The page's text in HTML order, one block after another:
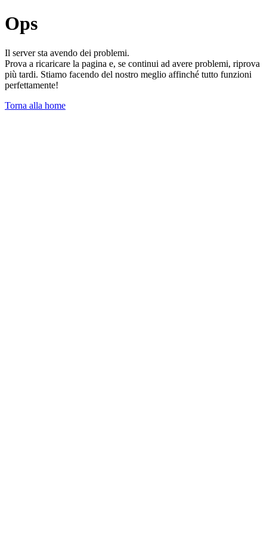
Ops
Il server sta avendo dei problemi.
Prova a ricaricare la pagina e, se continui ad avere problemi, riprova
più tardi. Stiamo facendo del nostro meglio affinché tutto funzioni
perfettamente!
Torna alla home